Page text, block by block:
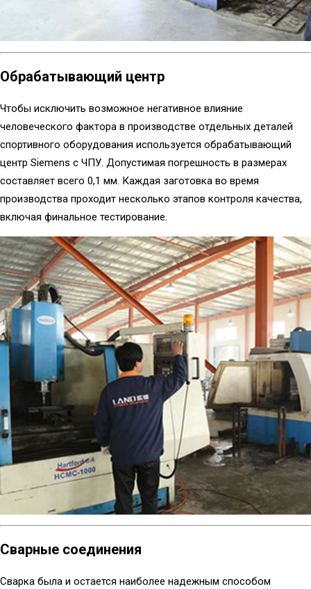
Обрабатывающий центр
Чтобы исключить возможное негативное влияние
человеческого фактора в производстве отдельных деталей
спортивного оборудования используется обрабатывающий
центр Siemens с ЧПУ. Допустимая погрешность в размерах
составляет всего 0,1 мм. Каждая заготовка во время
производства проходит несколько этапов контроля качества,
включая финальное тестирование.
Сварные соединения
Сварка была и остается наиболее надежным способом